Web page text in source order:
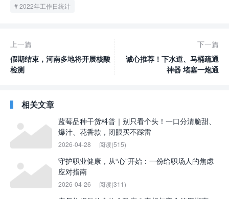
2022年工作日统计
上一篇
假期结束，河南多地将开展核酸
检测
下一篇
诚心推荐！下水道、马桶疏通
神器 堵塞一炮通
相关文章
蓝莓品种干货科普｜别只看个头！一口分清脆甜、
爆汁、花香款，闭眼买不踩雷
2026-04-28 阅读(515)
守护职业健康，从“心”开始：一份给职场人的焦虑
应对指南
2026-04-26 阅读(311)